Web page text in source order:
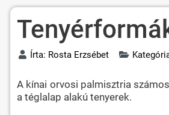
Írta: Rosta Erzsébet
A kínai orvosi palmisztria
a téglalap alakú tenyerek.